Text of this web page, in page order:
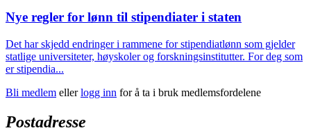
Nye regler for lønn til stipendiater i staten
Det har skjedd endringer i rammene for stipendiatlønn som gjelder
statlige universiteter, høyskoler og forskningsinstitutter. For deg som
er stipendia...
Bli medlem ellerlogg inn for å ta i bruk medlemsfordelene
Postadresse